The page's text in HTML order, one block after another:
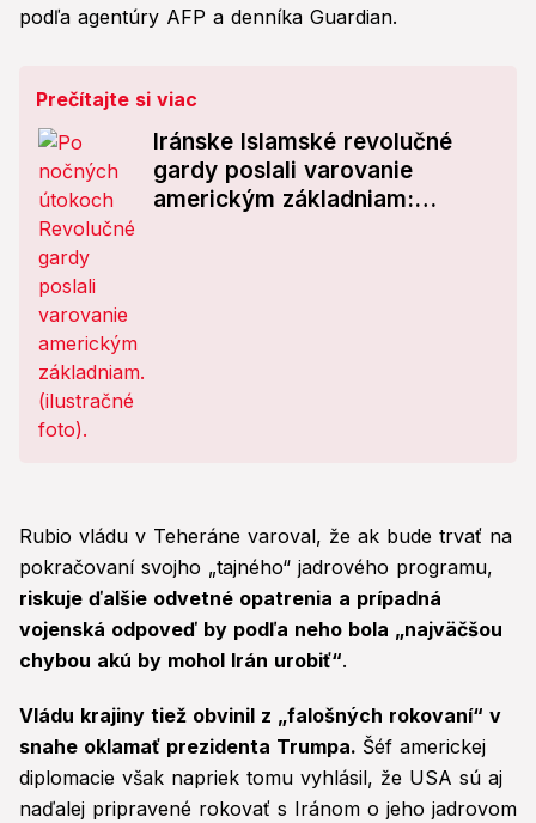
podľa agentúry AFP a denníka Guardian.
Prečítajte si viac
Iránske Islamské revolučné
gardy poslali varovanie
americkým základniam:
Rubio vládu v Teheráne varoval, že ak bude trvať na
pokračovaní svojho „tajného“ jadrového programu,
riskuje ďalšie odvetné opatrenia a prípadná
vojenská odpoveď by podľa neho bola „najväčšou
chybou akú by mohol Irán urobiť“.
Vládu krajiny tiež obvinil z „falošných rokovaní“ v
snahe oklamať prezidenta Trumpa. Šéf americkej
diplomacie však napriek tomu vyhlásil, že USA sú aj
naďalej pripravené rokovať s Iránom o jeho jadrovom